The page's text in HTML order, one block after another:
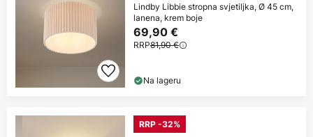
Lindby Libbie stropna svjetiljka, Ø 45 cm,
lanena, krem boje
69,90 €
RRP81,90 €
Na lageru
RRP -32%